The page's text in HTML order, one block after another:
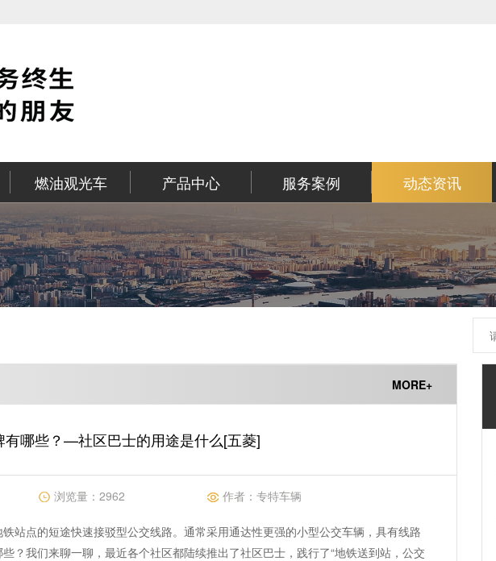
燃油观光车 产品中心 服务案例 动态资讯
MORE+
有哪些？—社区巴士的用途是什么[五菱]
浏览量：2962 作者： 专特车辆
站点的短途快速接驳型公交线路。通常采用通达性更强的小型公交车辆，具有线路
？我们来聊一聊，最近各个社区都陆续推出了社区巴士，践行了“地铁送到站，公交